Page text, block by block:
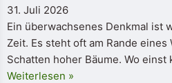
31. Juli 2026
Ein überwachsenes Denkmal ist
Zeit. Es steht oft am Rande eines
Schatten hoher Bäume. Wo einst
Weiterlesen »